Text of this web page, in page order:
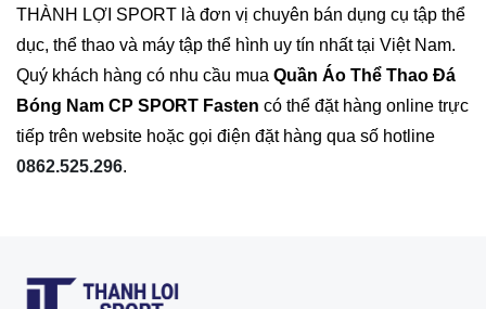
THÀNH LỢI SPORT là đơn vị chuyên bán dụng cụ tập thể
dục, thể thao và máy tập thể hình uy tín nhất tại Việt Nam.
Quý khách hàng có nhu cầu mua Quần Áo Thể Thao Đá
Bóng Nam CP SPORT Fasten có thể đặt hàng online trực
tiếp trên website hoặc gọi điện đặt hàng qua số hotline
0862.525.296.